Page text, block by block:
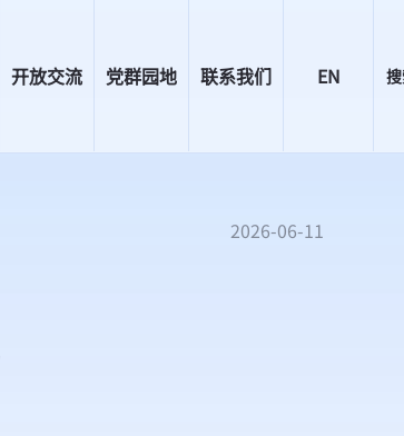
开放交流 党群园地 联系我们 EN
2026-06-11